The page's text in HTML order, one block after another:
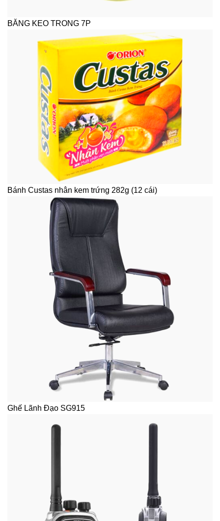
BĂNG KEO TRONG 7P
Bánh Custas nhân kem trứng 282g (12 cái)
Ghế Lãnh Đạo SG915